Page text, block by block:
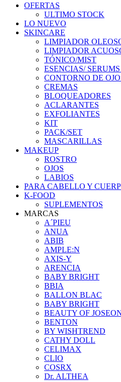
OFERTAS
ULTIMO STOCK
LO NUEVO
SKINCARE
LIMPIADOR
LIMPIADOR
TÓNICO/MIST
ESENCIAS/
CONTORNO DE
CREMAS
BLOQUEADORES
ACLARANTES
EXFOLIANTES
KIT
PACK/SET
MASCARILLAS
MAKEUP
ROSTRO
OJOS
LABIOS
PARA CABELLO Y
K-FOOD
SUPLEMENTOS
MARCAS
A´PIEU
ANUA
ABIB
AMPLE:N
AXIS-Y
ARENCIA
BABY BRIGHT
BBIA
BALLON BLAC
BABY BRIGHT
BEAUTY OF
BENTON
BY WISHTREND
CATHY DOLL
CELIMAX
CLIO
COSRX
Dr. ALTHEA